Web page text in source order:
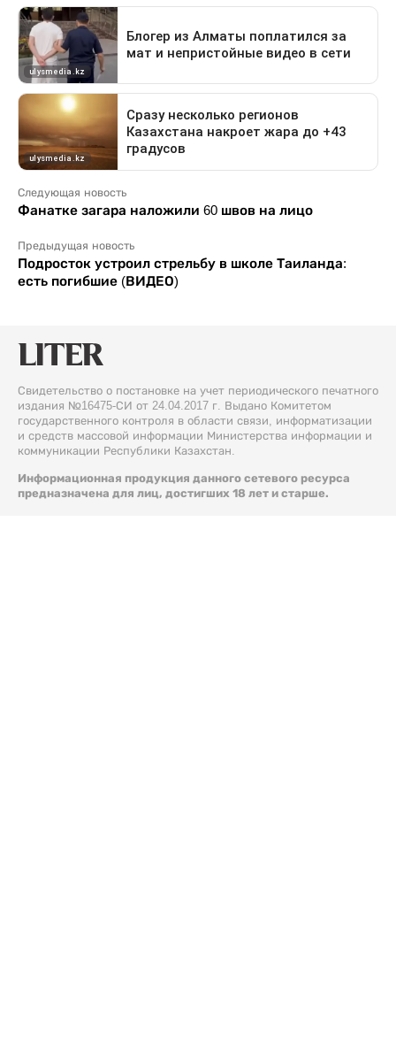
Следующая новость
Фанатке загара наложили 60 швов на лицо
Предыдущая новость
Подросток устроил стрельбу в школе Таиланда:
есть погибшие (ВИДЕО)
Свидетельство о постановке на учет периодического печатного
издания №16475-СИ от 24.04.2017 г. Выдано Комитетом
государственного контроля в области связи, информатизации
и средств массовой информации Министерства информации и
коммуникации Республики Казахстан.
Информационная продукция данного сетевого ресурса
предназначена для лиц, достигших 18 лет и старше.